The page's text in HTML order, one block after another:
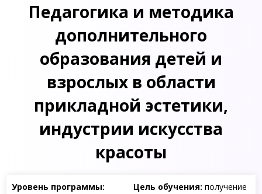
Педагогика и методика
дополнительного
образования детей и
взрослых в области
прикладной эстетики,
индустрии искусства
красоты
Уровень программы: Цель обучения: получение